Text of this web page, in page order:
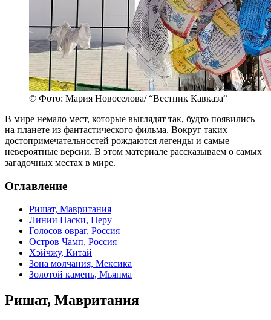
© Фото: Мария Новоселова/ “Вестник Кавказа“
В мире немало мест, которые выглядят так, будто появились
на планете из фантастического фильма. Вокруг таких
достопримечательностей рождаются легенды и самые
невероятные версии. В этом материале рассказываем о самых
загадочных местах в мире.
Оглавление
Ришат, Мавритания
Линии Наски, Перу
Голосов овраг, Россия
Остров Чамп, Россия
Хэйчжу, Китай
Зона молчания, Мексика
Золотой камень, Мьянма
Ришат, Мавритания